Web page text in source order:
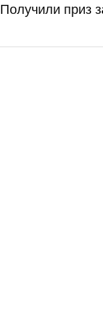
Получили приз